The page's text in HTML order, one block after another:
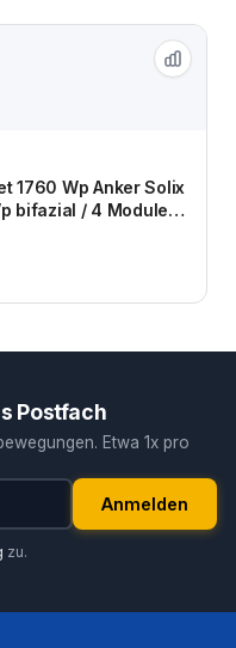
1760 Wp Anker Solix
bifazial / 4 Module /
Postfach
Etwa 1x pro
Anmelden
zu.